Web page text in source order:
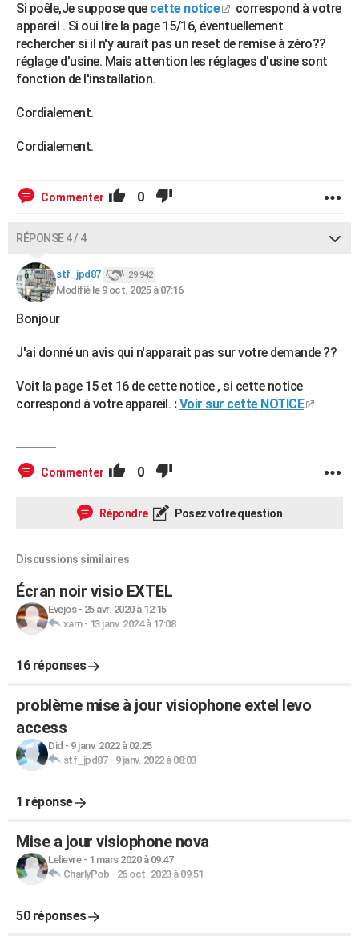
Si poêle,Je suppose quecette notice
correspond à votre
appareil . Si oui lire la page 15/16, éventuellement
rechercher si il n'y aurait pas un reset de remise à zéro??
réglage d'usine. Mais attention les réglages d'usine sont
fonction de l'installation.
Cordialement.
Cordialement.
Commenter 0
RÉPONSE 4 / 4
stf_jpd87 29 942
Modifié le 9 oct. 2025 à 07:16
Bonjour
J'ai donné un avis qui n'apparait pas sur votre demande ??
Voit la page 15 et 16 de cette notice , si cette notice
correspond à votre appareil. :Voir sur cette NOTICE
Commenter 0
Répondre Posez votre question
Discussions similaires
Écran noir visio EXTEL
Evejos- 25 avr. 2020 à 12:15
xam- 13 janv. 2024 à 17:08
16 réponses
problème mise à jour visiophone extel levo
access
Did - 9 janv. 2022 à 02:25
stf_jpd87- 9 janv. 2022 à 08:03
1 réponse
Mise a jour visiophone nova
Lelievre- 1 mars 2020 à 09:47
CharlyPob - 26 oct. 2023 à 09:51
50 réponses